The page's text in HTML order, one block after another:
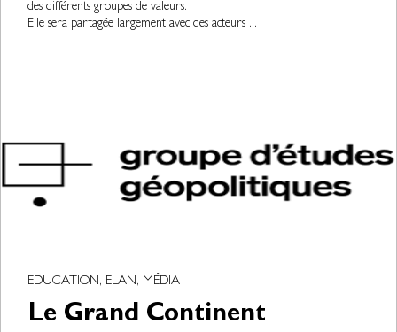
des différents groupes de valeurs.
Elle sera partagée largement avec des acteurs ...
EDUCATION, ELAN, MÉDIA
Le Grand Continent